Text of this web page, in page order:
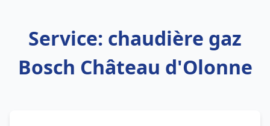
Service: chaudière gaz
Bosch Château d'Olonne